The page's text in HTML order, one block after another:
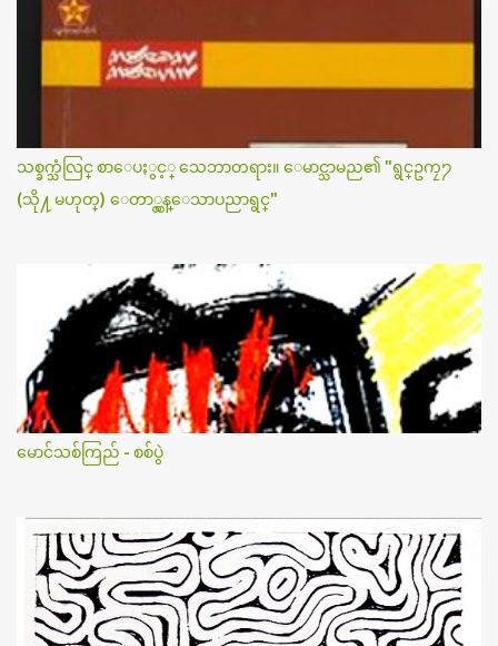
သစ္ခက္သံလြင္ စာေပႏွင့္ သေဘာတရား။ ေမာင္သာမည၏ "ရွင္ဥကၠ႒
(သို႔ မဟုတ္) ေတာ္လွန္ေသာပညာရွင္"
မောင်သစ်ကြည် - စစ်ပွဲ